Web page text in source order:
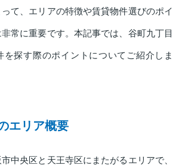
て、エリアの特徴や賃貸物件選びのポイ
常に重要です。本記事では、谷町九丁目
を探す際のポイントについてご紹介しま
エリア概要
中央区と天王寺区にまたがるエリアで、